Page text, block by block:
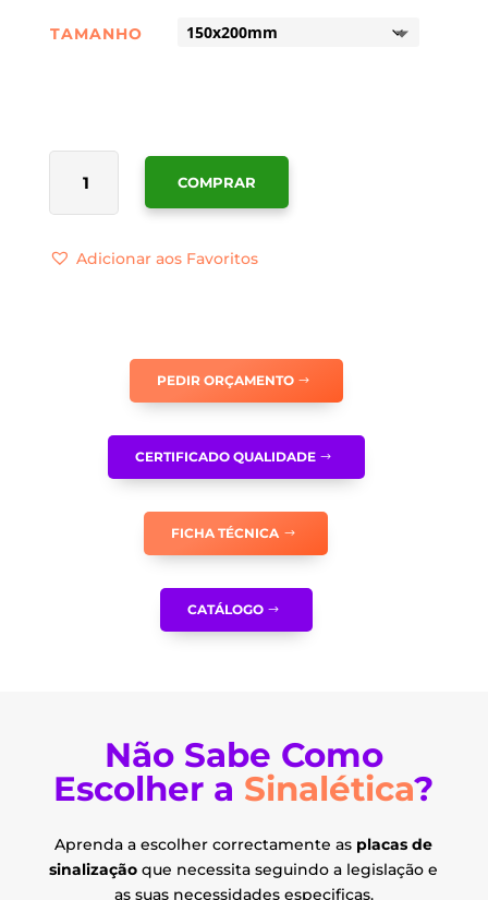
TAMANHO
QUANTIDADE
SINALÉTICA
O
ELETRÓNICO
COMPRAR
Adicionar aos Favoritos
PEDIR ORÇAMENTO
CERTIFICADO QUALIDADE
FICHA TÉCNICA
CATÁLOGO
Não Sabe Como
Escolher a Sinalética?
Aprenda a escolher correctamente as placas de
sinalização que necessita seguindo a legislação e
as suas necessidades especificas.